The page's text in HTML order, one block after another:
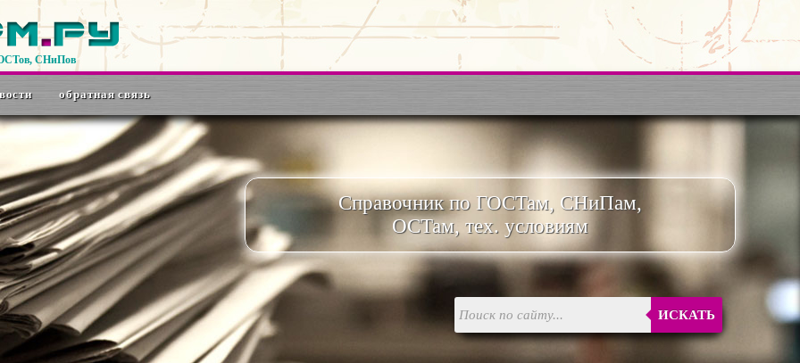
СНиПов
обратная связь
Справочник по ГОСТам, СНиПам,
ОСТам, тех. условиям
ИСКАТЬ